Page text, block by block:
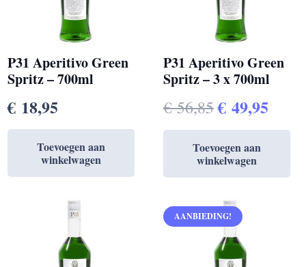
P31 Aperitivo Green
Spritz – 700ml
€ 18,95
Toevoegen aan
winkelwagen
P31 Aperitivo Green
Spritz – 3 x 700ml
€56,85
prijs
was:
€ 56,85.
€ 49,95
prijs
€
Toevoegen aan
winkelwagen
AANBIEDING!